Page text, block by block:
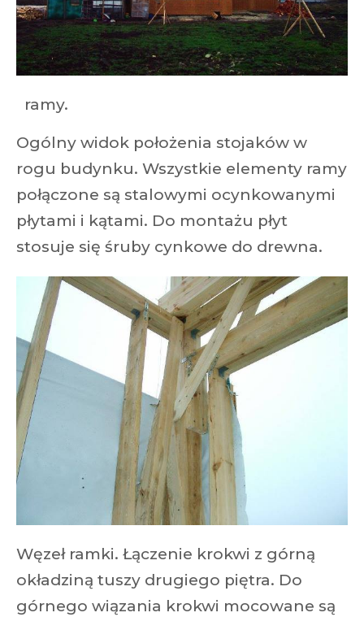
ramy.
Ogólny widok położenia stojaków w
rogu budynku. Wszystkie elementy ramy
połączone są stalowymi ocynkowanymi
płytami i kątami. Do montażu płyt
stosuje się śruby cynkowe do drewna.
Węzeł ramki. Łączenie krokwi z górną
okładziną tuszy drugiego piętra. Do
górnego wiązania krokwi mocowane są